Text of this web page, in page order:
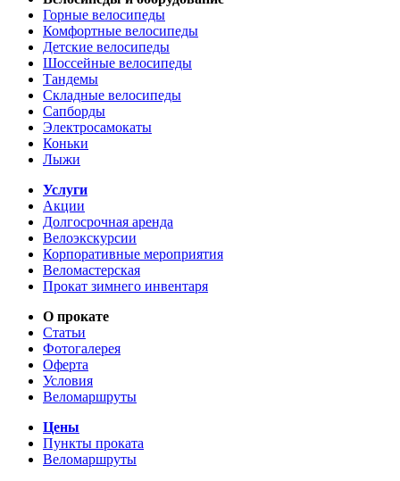
Горные велосипеды
Комфортные велосипеды
Детские велосипеды
Шоссейные велосипеды
Тандемы
Складные велосипеды
Сапборды
Электросамокаты
Коньки
Лыжи
Услуги
Акции
Долгосрочная аренда
Велоэкскурсии
Корпоративные мероприятия
Веломастерская
Прокат зимнего инвентаря
О прокате
Статьи
Фотогалерея
Оферта
Условия
Веломаршруты
Цены
Пункты проката
Веломаршруты